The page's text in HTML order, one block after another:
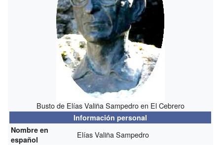
Busto de Elías Valiña Sampedro en El Cebrero
Información personal
Nombre en
español
Elías Valiña Sampedro